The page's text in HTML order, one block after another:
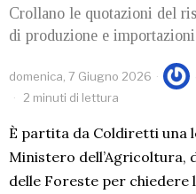
Crollano le quotazioni del
di produzione e
domenica, 7 Giugno 2026
2 minuti di lettura
È partita da Coldiretti una
Ministero dell’Agricoltura,
delle Foreste per chiedere